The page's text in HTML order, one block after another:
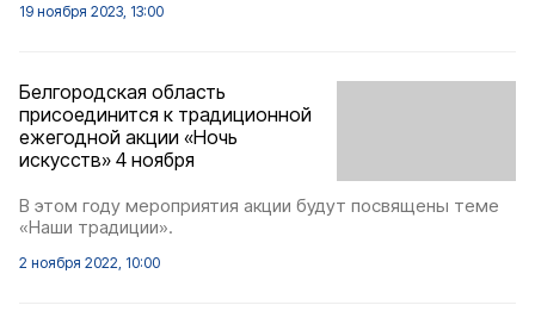
19 ноября 2023, 13:00
Белгородская область
присоединится к традиционной
ежегодной акции «Ночь
искусств» 4 ноября
В этом году мероприятия акции будут посвящены теме
«Наши традиции».
2 ноября 2022, 10:00